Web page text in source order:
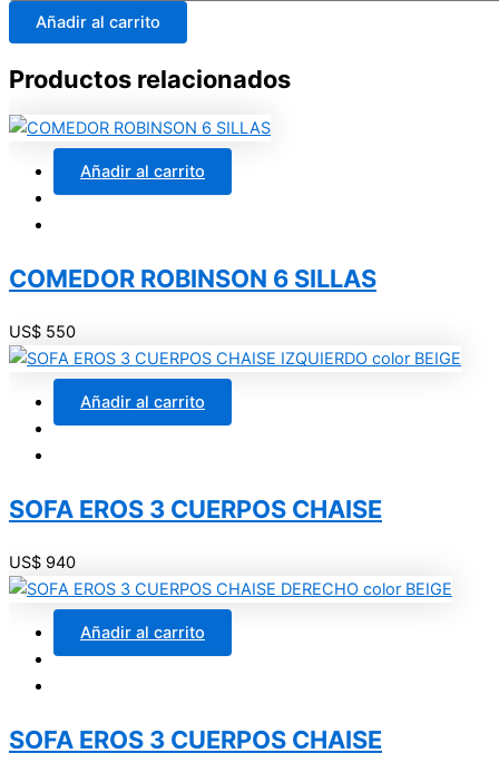
Añadir al carrito
Productos relacionados
Añadir al carrito
COMEDOR ROBINSON 6 SILLAS
US$ 550
Añadir al carrito
SOFA EROS 3 CUERPOS CHAISE
US$ 940
Añadir al carrito
SOFA EROS 3 CUERPOS CHAISE